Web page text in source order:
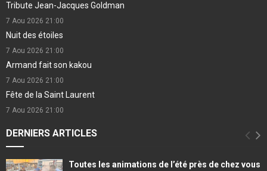
Tribute Jean-Jacques Goldman
7 Aou 2026 21:00
Nuit des étoiles
7 Aou 2026 21:00
Armand fait son kakou
7 Aou 2026 21:00
Fête de la Saint Laurent
7 Aou 2026 21:00
DERNIERS ARTICLES
Toutes les animations de l’été près de chez vous